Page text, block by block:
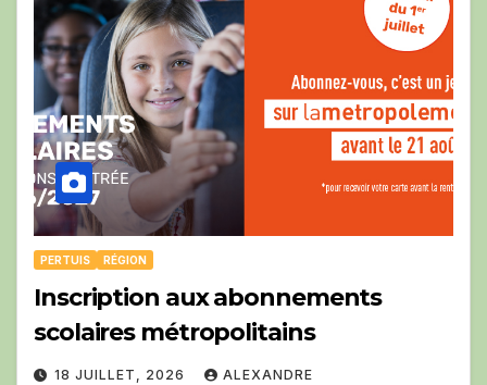
PERTUIS RÉGION
Inscription aux abonnements
scolaires métropolitains
18 JUILLET, 2026 ALEXANDRE